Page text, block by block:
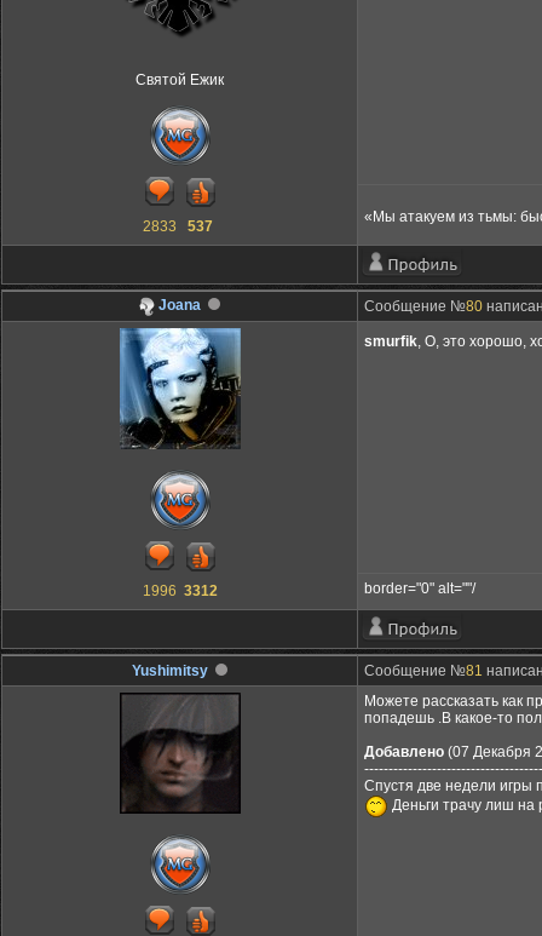
Святой Ежик
2833 537
«Мы атакуем из тьмы:
Joana Сообщение №80
1996 3312
smurfik, О, это хорошо,
border="0" alt=""/
Yushimitsy Сообщение №81
Можете рассказать как
попадешь .В какое-то
Добавлено (07 Декабря
Спустя две недели игры
Деньги трачу лиш на